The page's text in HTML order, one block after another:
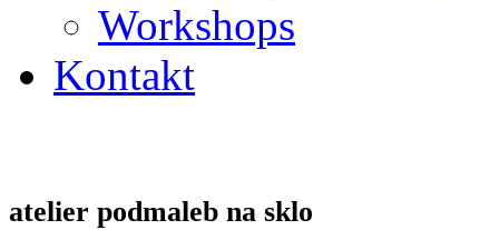
Workshops
Kontakt
atelier podmaleb na sklo